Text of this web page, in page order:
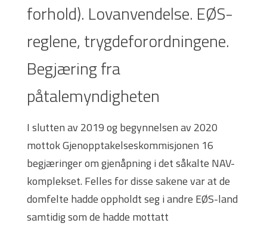
forhold). Lovanvendelse. EØS-
reglene, trygdeforordningene.
Begjæring fra
påtalemyndigheten
I slutten av 2019 og begynnelsen av 2020
mottok Gjenopptakelseskommisjonen 16
begjæringer om gjenåpning i det såkalte NAV-
komplekset. Felles for disse sakene var at de
domfelte hadde oppholdt seg i andre EØS-land
samtidig som de hadde mottatt